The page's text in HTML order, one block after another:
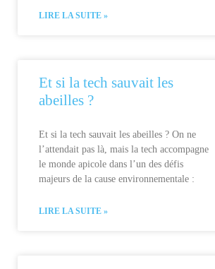
LIRE LA SUITE »
Et si la tech sauvait les
abeilles ?
Et si la tech sauvait les abeilles ? On ne
l’attendait pas là, mais la tech accompagne
le monde apicole dans l’un des défis
majeurs de la cause environnementale :
LIRE LA SUITE »